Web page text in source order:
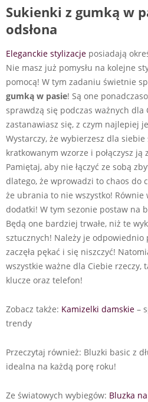
Sukienki z gumką w
odsłona
Eleganckie stylizacje posiadają
Nie masz już pomysłu na kolejne
pomocą! W tym zadaniu świetnie
gumką w pasie! Są one
sprawdzą się podczas ważnych dla
zastanawiasz się, z czym najlepiej
Wystarczy, że wybierzesz dla
kratkowanym wzorze i połączysz ją
Pamiętaj, aby nie łączyć ze sobą
dlatego, że wprowadzi to chaos do
że ubrania to nie wszystko! Równie
dodatki! W tym sezonie postaw na
Będą one bardziej trwałe, niż te
sztucznych! Należy je odpowiednio
zaczęła pękać i się niszczyć!
wszystkie ważne dla Ciebie rzeczy,
klucze oraz telefon!
Zobacz także: Kamizelki damskie –
trendy
Przeczytaj również: Bluzki basic z
idealna na każdą porę roku!
Ze światowych wybiegów: Bluzka